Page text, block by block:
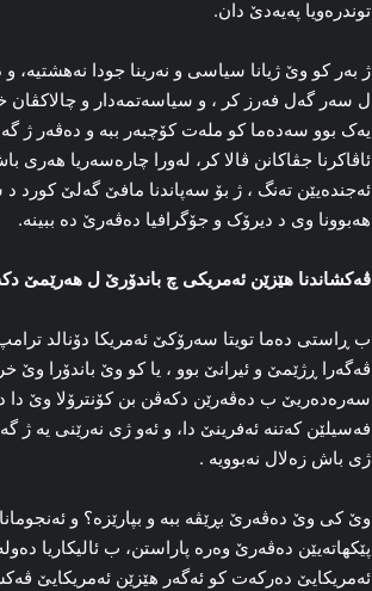
توندره‌ویا پەیەدێ دان.
ژ به‌ر کو وێ ژیانا سیاسی و نه‌رینا جودا نه‌هشتیه‌،
ل سه‌ر گه‌ل فه‌رز کر ، و سیاسه‌تمه‌دار و
یه‌ک بوو سه‌ده‌ما کو مله‌ت کۆچبه‌ر ببه‌ و ده‌ڤه‌ر ژ
ئاڤاکرنا جڤاکانن ڤالا کر، له‌ورا چاره‌سه‌ریا
ئه‌جنده‌یێن ته‌نگ ، ژ بۆ سه‌پاندنا مافێ گه‌لێ
هه‌بوونا وی د دیرۆک و جۆگرافیا ده‌ڤه‌رێ ده‌ ببینه‌.
ڤه‌کشاندنا هێزێن ئه‌مریکی چ باندۆرێ ل هه‌رێمێ
ب ڕاستی ده‌ما تویتا سه‌رۆکێ ئه‌مریکا دۆنالد
ڤه‌گه‌را ڕژێمێ و ئیرانێ بوو ، یا کو وێ باندۆرا
سه‌ره‌ده‌ریێ ب ده‌ڤه‌رێن دکه‌ڤن بن کۆنترۆلا وێ دا
فه‌سیلێن که‌تنه‌ ئه‌فرینێ دا، و ئه‌و ژی نه‌رێنی یه‌ ژ
ژی باش زه‌لال نه‌بوویه‌ .
وێ کی وێ ده‌ڤه‌رێ بڕێڤه‌ ببه‌ و بپارێزه‌؟ و
پێکهاته‌یێن ده‌ڤه‌رێ وه‌ره‌ پاراستن، ب ئالیکاریا